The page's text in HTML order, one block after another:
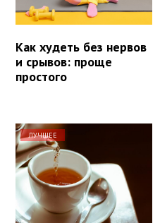
Как худеть без нервов
и срывов: проще
простого
ЛУЧШЕЕ